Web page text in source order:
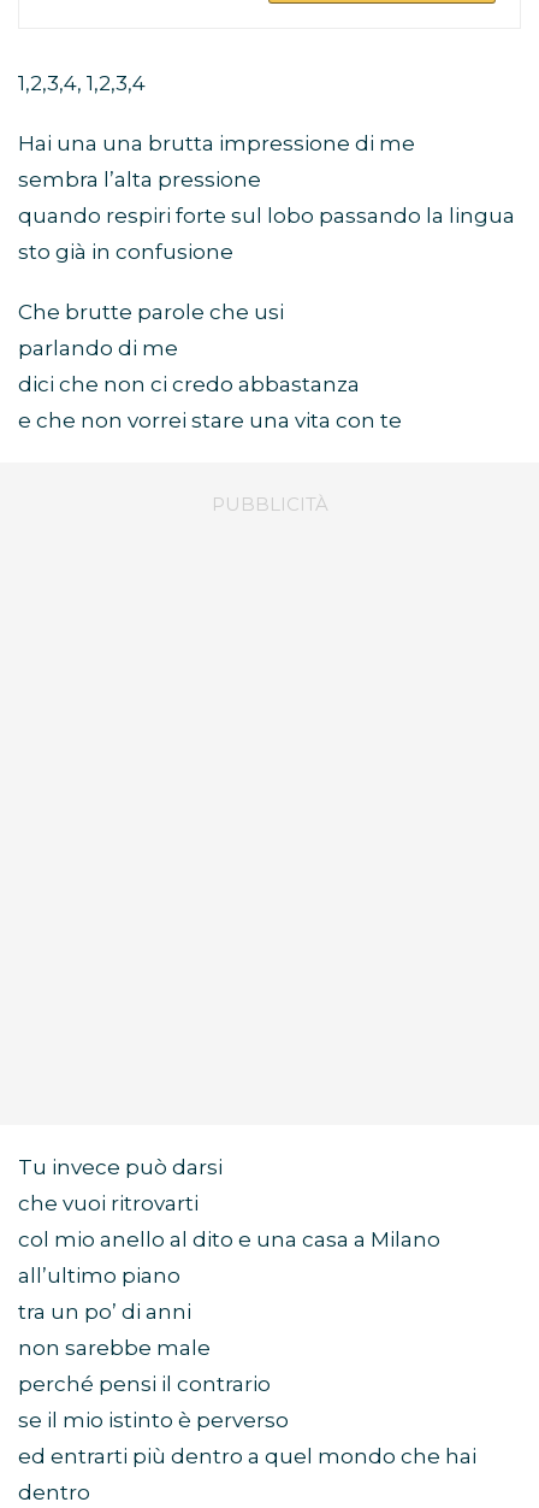
1,2,3,4, 1,2,3,4
Hai una una brutta impressione di me
sembra l’alta pressione
quando respiri forte sul lobo passando la lingua
sto già in confusione
Che brutte parole che usi
parlando di me
dici che non ci credo abbastanza
e che non vorrei stare una vita con te
Tu invece può darsi
che vuoi ritrovarti
col mio anello al dito e una casa a Milano
all’ultimo piano
tra un po’ di anni
non sarebbe male
perché pensi il contrario
se il mio istinto è perverso
ed entrarti più dentro a quel mondo che hai
dentro